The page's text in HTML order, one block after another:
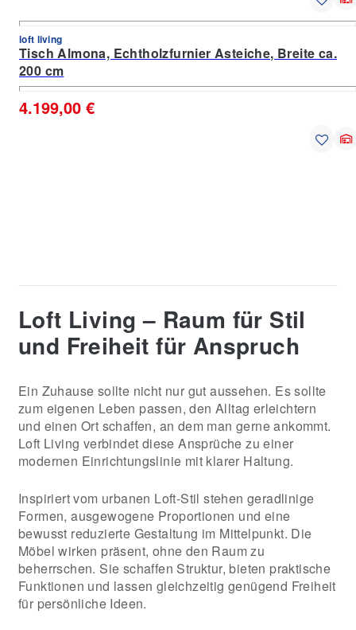
loft living
Tisch Almona, Echtholzfurnier Asteiche, Breite ca.
200 cm
4.199,00 €
Loft Living – Raum für Stil
und Freiheit für Anspruch
Ein Zuhause sollte nicht nur gut aussehen. Es sollte
zum eigenen Leben passen, den Alltag erleichtern
und einen Ort schaffen, an dem man gerne ankommt.
Loft Living verbindet diese Ansprüche zu einer
modernen Einrichtungslinie mit klarer Haltung.
Inspiriert vom urbanen Loft-Stil stehen geradlinige
Formen, ausgewogene Proportionen und eine
bewusst reduzierte Gestaltung im Mittelpunkt. Die
Möbel wirken präsent, ohne den Raum zu
beherrschen. Sie schaffen Struktur, bieten praktische
Funktionen und lassen gleichzeitig genügend Freiheit
für persönliche Ideen.